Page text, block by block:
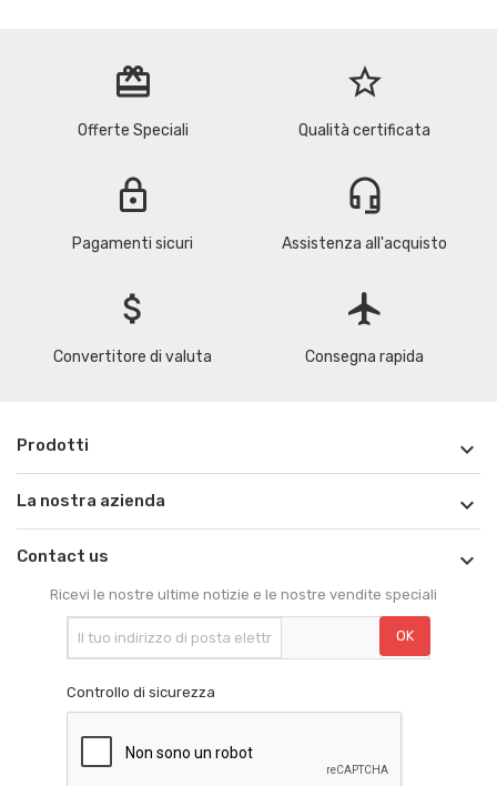
redeem
Offerte Speciali
star_border
Qualità certificata
lock
Pagamenti sicuri
headset_mic
Assistenza all'acquisto
attach_money
Convertitore di valuta
flight
Consegna rapida
Prodotti 
La nostra azienda 
Contact us 
Ricevi le nostre ultime notizie e le nostre vendite speciali
Controllo di sicurezza